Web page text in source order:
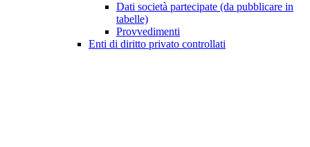
Dati società partecipate (da pubblicare in
tabelle)
Provvedimenti
Enti di diritto privato controllati